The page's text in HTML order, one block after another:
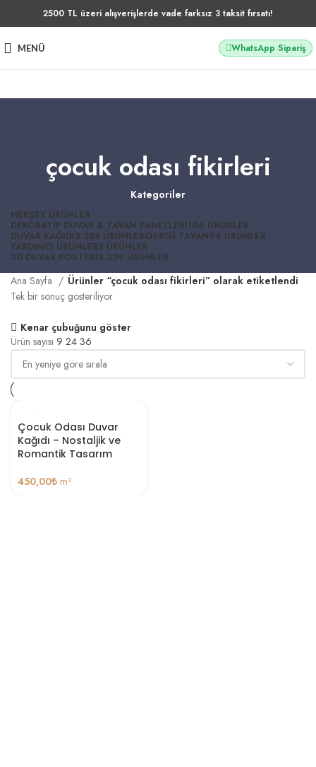
2500 TL üzeri alışverişlerde vade farksız 3 taksit fırsatı!
MENÜ WhatsApp Sipariş
çocuk odası fikirleri
Kategoriler
HERŞEY ÜRÜNLER
DEKORATIF DUVAR & TAVAN PANELLERI106 ÜRÜNLER
DUVAR KAĞIDI3.288 ÜRÜNLERGERGI TAVAN96 ÜRÜNLER
YARDIMCI ÜRÜNLER3 ÜRÜNLER
3D DUVAR POSTERI3.329 ÜRÜNLER
Ana Sayfa
Ürünler “çocuk odası fikirleri” olarak etiketlendi
Tek bir sonuç gösteriliyor
Kenar çubuğunu göster
Ürün sayısı 9 24 36
Çocuk Odası Duvar
Kağıdı – Nostaljik ve
Romantik Tasarım
450,00₺ m²